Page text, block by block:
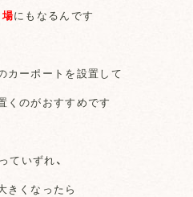
にもなるんです
カーポートを設置して
くのがおすすめです
ていずれ、
きくなったら